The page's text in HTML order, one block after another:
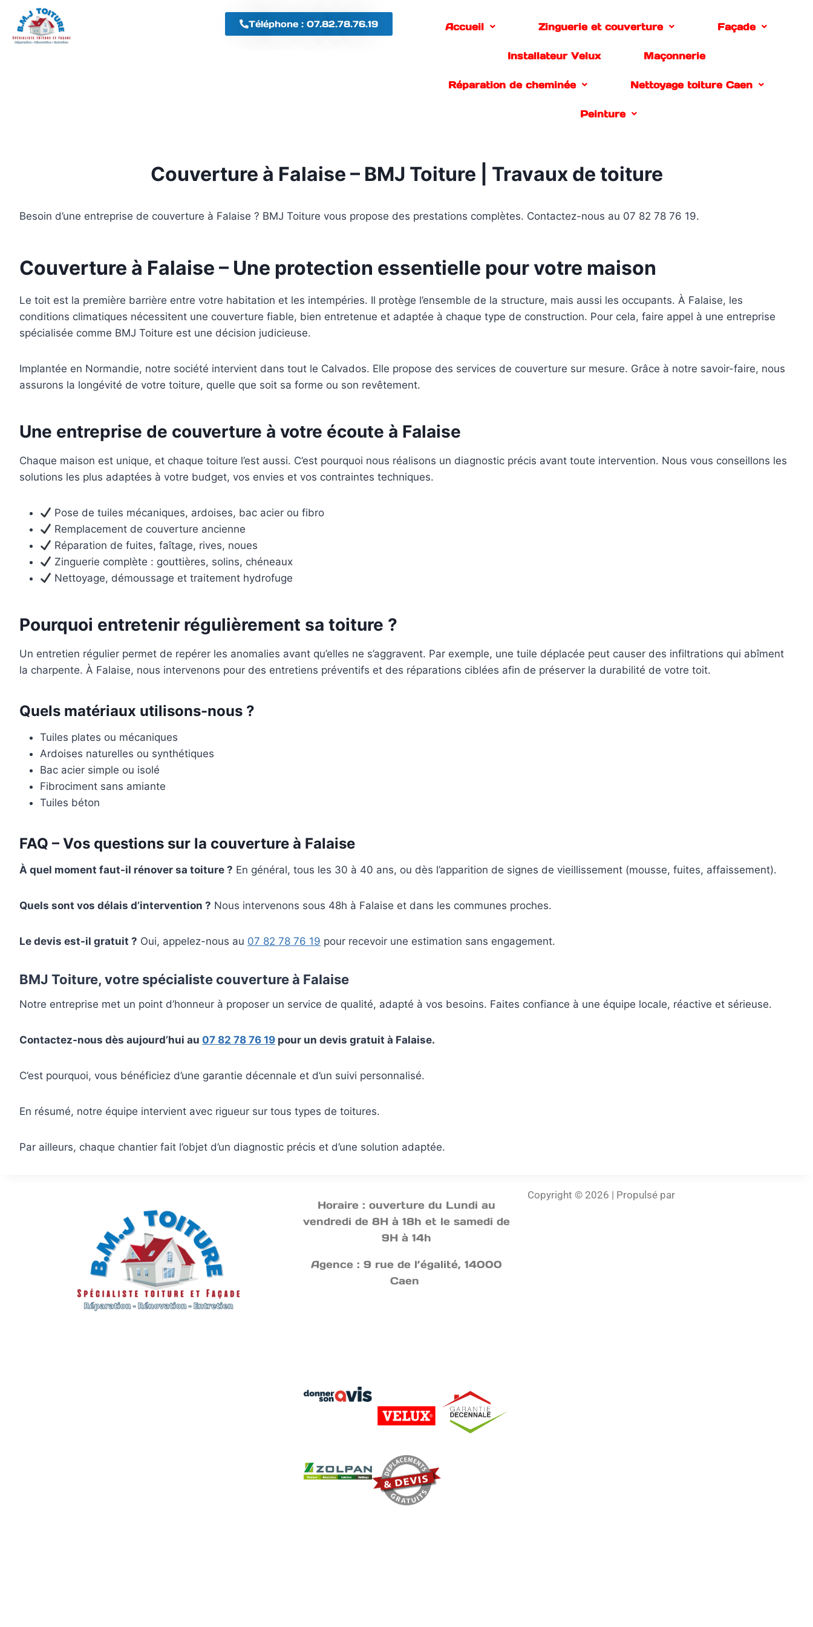
Téléphone : 07.82.78.76.19 Accueil Zinguerie et couverture Façade
Installateur Velux Maçonnerie
Réparation de cheminée Nettoyage toiture Caen
Peinture
Couverture à Falaise – BMJ Toiture | Travaux de toiture
Besoin d’une entreprise de couverture à Falaise ? BMJ Toiture vous propose des prestations complètes. Contactez-nous au 07 82 78 76 19.
Couverture à Falaise – Une protection essentielle pour votre maison
Le toit est la première barrière entre votre habitation et les intempéries. Il protège l’ensemble de la structure, mais aussi les occupants. À Falaise, les
conditions climatiques nécessitent une couverture fiable, bien entretenue et adaptée à chaque type de construction. Pour cela, faire appel à une entreprise
spécialisée comme BMJ Toiture est une décision judicieuse.
Implantée en Normandie, notre société intervient dans tout le Calvados. Elle propose des services de couverture sur mesure. Grâce à notre savoir-faire, nous
assurons la longévité de votre toiture, quelle que soit sa forme ou son revêtement.
Une entreprise de couverture à votre écoute à Falaise
Chaque maison est unique, et chaque toiture l’est aussi. C’est pourquoi nous réalisons un diagnostic précis avant toute intervention. Nous vous conseillons les
solutions les plus adaptées à votre budget, vos envies et vos contraintes techniques.
Pose de tuiles mécaniques, ardoises, bac acier ou fibro
Remplacement de couverture ancienne
Réparation de fuites, faîtage, rives, noues
Zinguerie complète : gouttières, solins, chéneaux
Nettoyage, démoussage et traitement hydrofuge
Pourquoi entretenir régulièrement sa toiture ?
Un entretien régulier permet de repérer les anomalies avant qu’elles ne s’aggravent. Par exemple, une tuile déplacée peut causer des infiltrations qui abîment
la charpente. À Falaise, nous intervenons pour des entretiens préventifs et des réparations ciblées afin de préserver la durabilité de votre toit.
Quels matériaux utilisons-nous ?
Tuiles plates ou mécaniques
Ardoises naturelles ou synthétiques
Bac acier simple ou isolé
Fibrociment sans amiante
Tuiles béton
FAQ – Vos questions sur la couverture à Falaise
À quel moment faut-il rénover sa toiture ? En général, tous les 30 à 40 ans, ou dès l’apparition de signes de vieillissement (mousse, fuites, affaissement).
Quels sont vos délais d’intervention ? Nous intervenons sous 48h à Falaise et dans les communes proches.
Le devis est-il gratuit ? Oui, appelez-nous au 07 82 78 76 19 pour recevoir une estimation sans engagement.
BMJ Toiture, votre spécialiste couverture à Falaise
Notre entreprise met un point d’honneur à proposer un service de qualité, adapté à vos besoins. Faites confiance à une équipe locale, réactive et sérieuse.
Contactez-nous dès aujourd’hui au 07 82 78 76 19 pour un devis gratuit à Falaise.
C’est pourquoi, vous bénéficiez d’une garantie décennale et d’un suivi personnalisé.
En résumé, notre équipe intervient avec rigueur sur tous types de toitures.
Par ailleurs, chaque chantier fait l’objet d’un diagnostic précis et d’une solution adaptée.
Horaire : ouverture du Lundi au
vendredi de 8H à 18h et le samedi de
9H à 14h
Agence : 9 rue de l’égalité, 14000
Caen
Copyright © 2026 | Propulsé par